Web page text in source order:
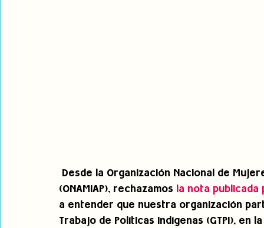
(ONAMIAP), rechazamos la nota
a entender que nuestra organización
Trabajo de Políticas Indígenas (GTPI),